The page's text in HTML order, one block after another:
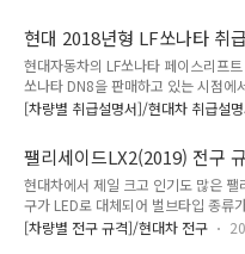
오일에 관한 별도의 포스팅 예정 모든
이 있으니 필요하신 분들께..
다. 많이들 알고 계신 것처럼 이번 더
트'지풀체인지 모델이 아닙니다. 그러
길어지고새로운 외형과 인테리어를
자연스러울 정도로 변했습니다. 그랜
차종 판매량 1위를 차지할만큼 (이전
모델은 어떠한 느낌을 주는지 살펴보
량은 촤상급 트림인 캘리그래피 모델
현대 2018년형 LF쏘나타 취
매뉴얼,설명서,PDF,다운로드)
현대자동차의 LF쏘나타 페이스리프
쏘나타 DN8을 판매하고 있는 시점에
업로드하는 이유는아직 택시 모델로
고 있지 않죠.그리고 현 취급설명서는
즈를 소유하고 계신 분이라면사용하
면 됩니다. 각종 소모품 교체 주기는 '
규격 정보는 '차량정보' 파일을,전체
있으니 참고하시기 바랍니다. 현대
[차량별 취급설명서]/현대차 취급설
팰리세이드LX2(2019) 전구
등,브레이크등)
현대차에서 제일 크고 인기도 많은
구가 LED로 대체되어 벌브타입 종류
제외하고 벌브타입만 정리해서 올립
[차량별 전구 규격]/현대차 전구